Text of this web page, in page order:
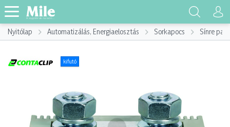
Nyitólap Automatizálás, Energiaelosztás Sorkapocs Sínre
kifutó